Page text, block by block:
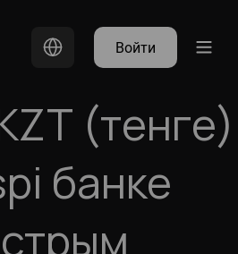
Войти
(тенге)
банке